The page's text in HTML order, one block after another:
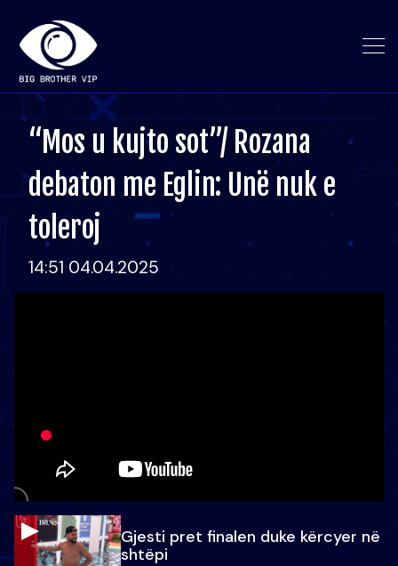
“Mos u kujto sot”/ Rozana
debaton me Eglin: Unë nuk e
toleroj
14:51 04.04.2025
Gjesti pret finalen duke kërcyer në
shtëpi